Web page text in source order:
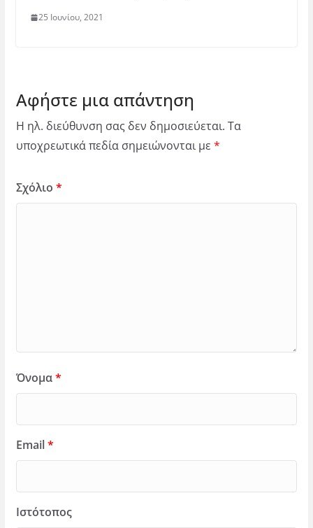
25 Ιουνίου, 2021
Αφήστε μια απάντηση
Η ηλ. διεύθυνση σας δεν δημοσιεύεται. Τα
υποχρεωτικά πεδία σημειώνονται με *
Σχόλιο *
Όνομα*
Email*
Ιστότοπος